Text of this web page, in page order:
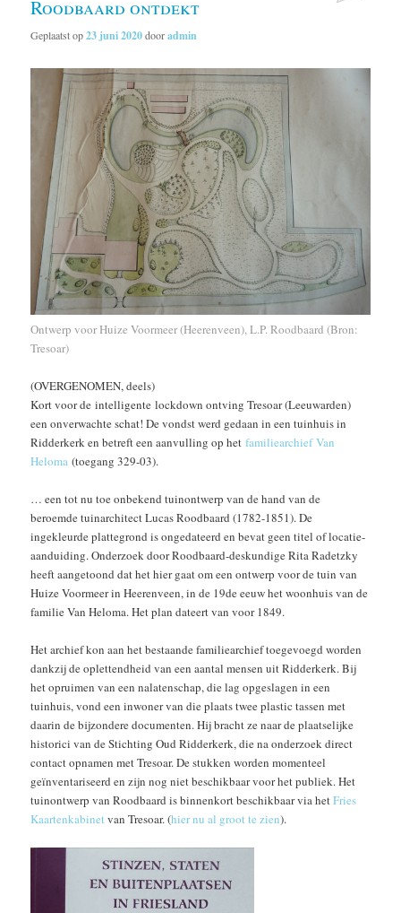
Roodbaard ontdekt
Geplaatst op23 juni 2020dooradmin
Ontwerp voor Huize Voormeer (Heerenveen), L.P. Roodbaard (Bron:
Tresoar)
(OVERGENOMEN, deels)
Kort voor de intelligente lockdown ontving Tresoar (Leeuwarden)
een onverwachte schat! De vondst werd gedaan in een tuinhuis in
Ridderkerk en betreft een aanvulling op hetfamiliearchief Van
Heloma (toegang 329-03).
… een tot nu toe onbekend tuinontwerp van de hand van de
beroemde tuinarchitect Lucas Roodbaard (1782-1851). De
ingekleurde plattegrond is ongedateerd en bevat geen titel of locatie-
aanduiding. Onderzoek door Roodbaard-deskundige Rita Radetzky
heeft aangetoond dat het hier gaat om een ontwerp voor de tuin van
Huize Voormeer in Heerenveen, in de 19de eeuw het woonhuis van de
familie Van Heloma. Het plan dateert van voor 1849.
Het archief kon aan het bestaande familiearchief toegevoegd worden
dankzij de oplettendheid van een aantal mensen uit Ridderkerk. Bij
het opruimen van een nalatenschap, die lag opgeslagen in een
tuinhuis, vond een inwoner van die plaats twee plastic tassen met
daarin de bijzondere documenten. Hij bracht ze naar de plaatselijke
historici van de Stichting Oud Ridderkerk, die na onderzoek direct
contact opnamen met Tresoar. De stukken worden momenteel
geïnventariseerd en zijn nog niet beschikbaar voor het publiek. Het
tuinontwerp van Roodbaard is binnenkort beschikbaar via hetFries
Kaartenkabinetvan Tresoar. (hier nu al groot te zien).